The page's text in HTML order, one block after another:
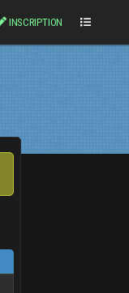
INSCRIPTION